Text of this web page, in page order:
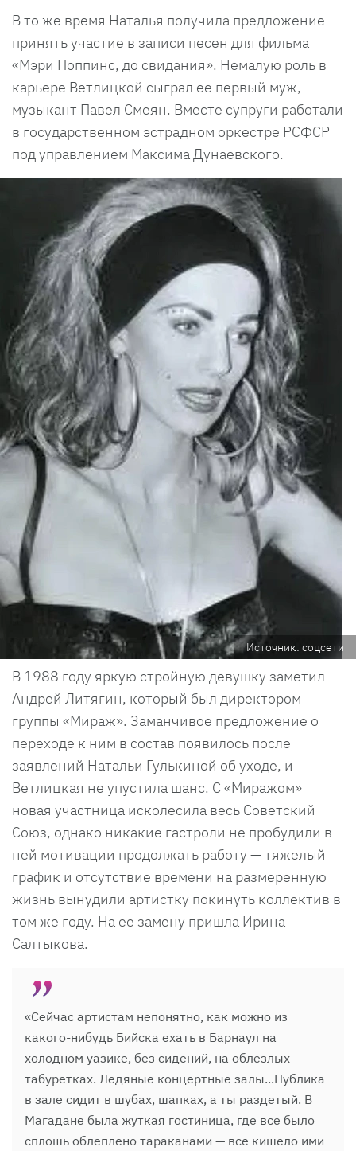
В то же время Наталья получила предложение
принять участие в записи песен для фильма
«Мэри Поппинс, до свидания». Немалую роль в
карьере Ветлицкой сыграл ее первый муж,
музыкант Павел Смеян. Вместе супруги работали
в государственном эстрадном оркестре РСФСР
под управлением Максима Дунаевского.
Источник: соцсети
В 1988 году яркую стройную девушку заметил
Андрей Литягин, который был директором
группы «Мираж». Заманчивое предложение о
переходе к ним в состав появилось после
заявлений Натальи Гулькиной об уходе, и
Ветлицкая не упустила шанс. С «Миражом»
новая участница исколесила весь Советский
Союз, однако никакие гастроли не пробудили в
ней мотивации продолжать работу — тяжелый
график и отсутствие времени на размеренную
жизнь вынудили артистку покинуть коллектив в
том же году. На ее замену пришла Ирина
Салтыкова.
«Сейчас артистам непонятно, как можно из
какого-нибудь Бийска ехать в Барнаул на
холодном уазике, без сидений, на облезлых
табуретках. Ледяные концертные залы...Публика
в зале сидит в шубах, шапках, а ты раздетый. В
Магадане была жуткая гостиница, где все было
сплошь облеплено тараканами — все кишело ими